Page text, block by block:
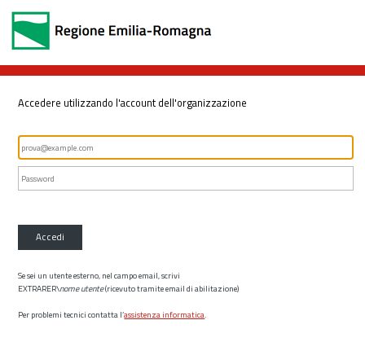
Accedere utilizzando l'account dell'organizzazione
Accedi
Se sei un utente esterno, nel campo email, scrivi
EXTRARER\nome utente(ricevuto tramite email di abilitazione)
Per problemi tecnici contatta l’assistenza informatica.